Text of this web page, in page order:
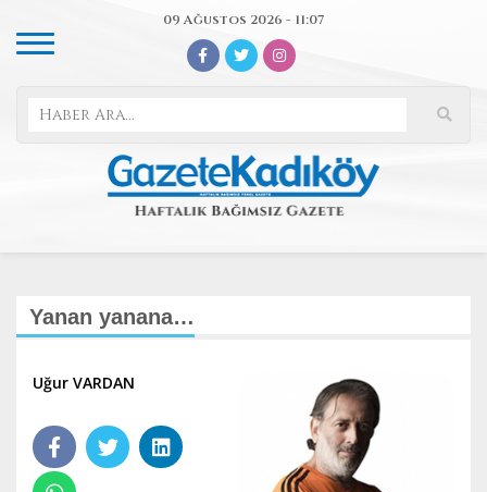
09 Ağustos 2026 - 11:07
Yanan yanana…
Uğur VARDAN